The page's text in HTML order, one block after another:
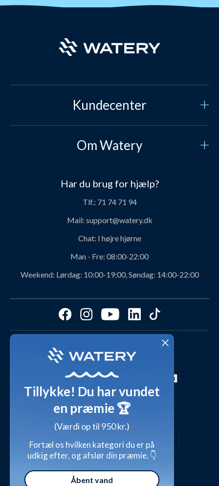
Kundecenter
Kontakt os
Retur og ombytning
Rabatkoder
Produktanbefalinger fra Watery
Størrelsesguides
Cookies & præferencer
Video studio
Shop outfits fra kunder
Inspirationsunivers
Giv et gavekort
Om Watery
Vores historie
Personerne bag Watery
Svømmeklub-aftaler
Affiliate program
Fordele hos Watery
Kundeanmeldelser
FAQ - Mest stillede spørgsmål
Presse
Waterylife - Guides fra eksperter (Blog)
Handelsbetingelser
Har du brug for hjælp?
Tlf.: 71 74 71 94
Mail: support@watery.dk
Chat: I højre hjørne
Man - Fre: 08:00-22:00
Weekend: Lørdag: 10:00-19:00, Søndag: 14:00-22:00
Dag-til-dag levering med
Sikker betaling med
Tillykke! Du har vundet
en præmie 🏆
(Værdi op til 950 kr.)
Fortæl os hvilken kategori du er på
udkig efter, og afslør din præmie. 👇
Åbent vand